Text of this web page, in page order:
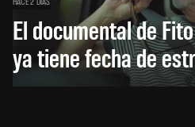
El documental de
ya tiene fecha de